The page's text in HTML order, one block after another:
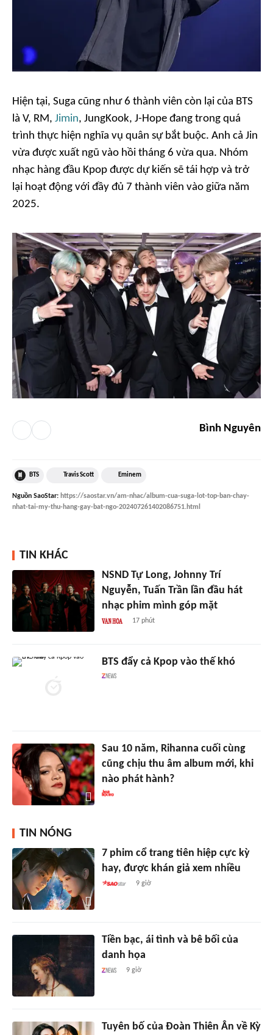
Hiện tại, Suga cũng như 6 thành viên còn lại của BTS
là V, RM, Jimin, JungKook, J-Hope đang trong quá
trình thực hiện nghĩa vụ quân sự bắt buộc. Anh cả Jin
vừa được xuất ngũ vào hồi tháng 6 vừa qua. Nhóm
nhạc hàng đầu Kpop được dự kiến sẽ tái hợp và trở
lại hoạt động với đầy đủ 7 thành viên vào giữa năm
2025.
Bình Nguyên
BTS Travis Scott Eminem
Nguồn SaoStar: https://saostar.vn/am-nhac/album-cua-suga-lot-top-ban-chay-
nhat-tai-my-thu-hang-gay-bat-ngo-202407261402086751.html
TIN KHÁC
NSND Tự Long, Johnny Trí
Nguyễn, Tuấn Trần lần đầu hát
nhạc phim mình góp mặt
17 phút
BTS đẩy cả Kpop vào thế khó
Sau 10 năm, Rihanna cuối cùng
cũng chịu thu âm album mới, khi
nào phát hành?
TIN NÓNG
7 phim cổ trang tiên hiệp cực kỳ
hay, được khán giả xem nhiều
9 giờ
Tiền bạc, ái tình và bê bối của
danh họa
9 giờ
Tuyên bố của Đoàn Thiên Ân về Kỳ